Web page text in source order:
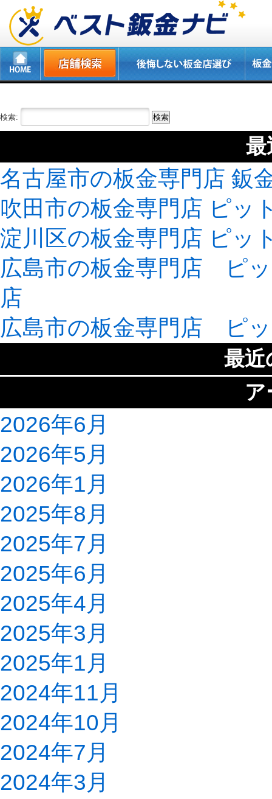
検索:
最
名古屋市の板金専門店
吹田市の板金専門店 ピッ
淀川区の板金専門店 ピッ
広島市の板金専門店 ピ
店
広島市の板金専門店 ピ
最近
ア
2026年6月
2026年5月
2026年1月
2025年8月
2025年7月
2025年6月
2025年4月
2025年3月
2025年1月
2024年11月
2024年10月
2024年7月
2024年3月